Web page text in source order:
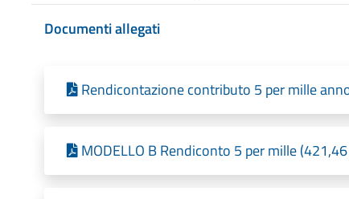
Documenti allegati
Rendicontazione contributo 5 per mille
MODELLO B Rendiconto 5 per mille